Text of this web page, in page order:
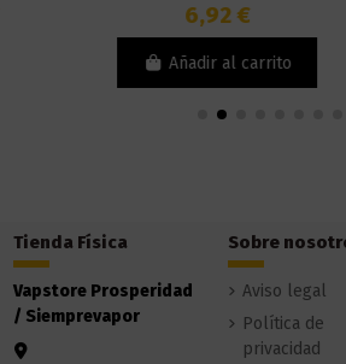
Añadir al carrito
Tienda Física
Vapstore Prosperidad
/ Siemprevapor
Sobre
Aviso legal
Política de
privacidad